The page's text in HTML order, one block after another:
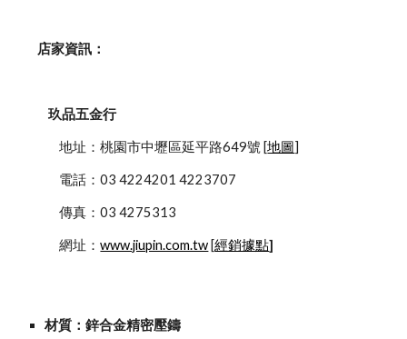
    店家資訊：
玖品五金行
            地址：桃園市中壢區延平路649號 [
地圖]
            電話：03 4224201 4223707
            傳真：03 4275313
            網址：
www.jiupin.com.tw [經銷據點]
材質：鋅合金精密壓鑄